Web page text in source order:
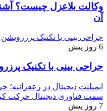
وکالت بلاعزل چیست؟
آن
جراحی بینی با تکنیک پرزرویشن
6 روز پیش
جراحی بینی با تکنیک
ایمپلنت دیجیتال در
سمت فناوری دیجیتال حرکت
7 روز پیش